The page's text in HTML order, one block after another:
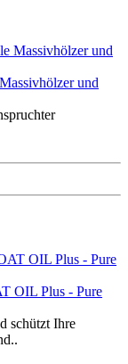
und
OIL Plus - Pure
schützt Ihre